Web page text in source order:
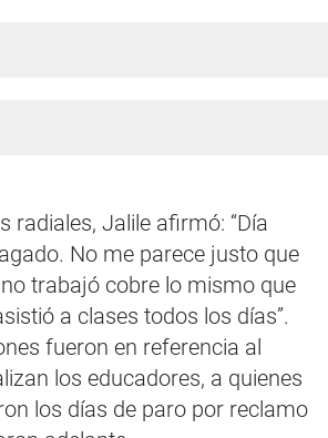
radiales, Jalile afirmó: “Día
No me parece justo que
trabajó cobre lo mismo que
a clases todos los días”.
fueron en referencia al
los educadores, a quienes
los días de paro por reclamo